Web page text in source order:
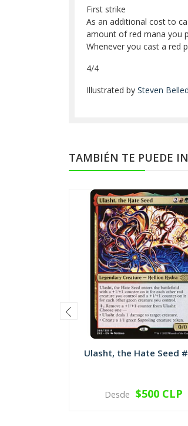
First strike
As an additional cost to
amount of red mana you
Whenever you cast a red
4/4
Illustrated by Steven
TAMBIÉN TE PUEDE
Ulasht, the Hate Seed
VER OPCIONES
Desde $500 CLP